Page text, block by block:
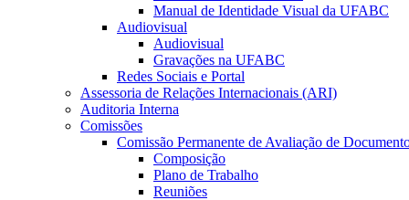
Manual de Identidade Visual da UFABC
Audiovisual
Audiovisual
Gravações na UFABC
Redes Sociais e Portal
Assessoria de Relações Internacionais (ARI)
Auditoria Interna
Comissões
Comissão Permanente de Avaliação de
Composição
Plano de Trabalho
Reuniões